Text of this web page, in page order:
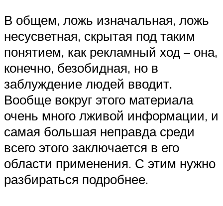
В общем, ложь изначальная, ложь
несусветная, скрытая под таким
понятием, как рекламный ход – она,
конечно, безобидная, но в
заблуждение людей вводит.
Вообще вокруг этого материала
очень много лживой информации, и
самая большая неправда среди
всего этого заключается в его
области применения. С этим нужно
разбираться подробнее.